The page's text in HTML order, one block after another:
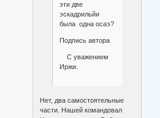
эти две
эскадрильйи
была одна осаэ?
Подпись автора
С уважением
Иржи.
Нет, два самостоятельные
части. Нашей командовал